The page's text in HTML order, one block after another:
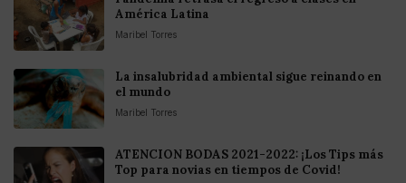
América Latina
Maribel Torres
La insalubridad ambiental sigue reinando en
el mundo
Maribel Torres
ATENCION BODAS 2021-2022: ¡Los Tips más
Top para novias en tiempos de Covid!